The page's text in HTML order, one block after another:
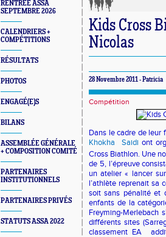
RENTRÉE ASSA
SEPTEMBRE 2026
CALENDRIERS +
COMPÉTITIONS
RÉSULTATS
PHOTOS
ENGAGÉ(E)S
BILANS
ASSEMBLÉE GÉNÉRALE
+ COMPOSITION COMITÉ
PARTENAIRES
INSTITUTIONNELS
PARTENAIRES PRIVÉS
STATUTS ASSA 2022
Kids Cross
Nicolas
28 Novembre 2011 - Patricia
Compétition
Dans le cadre de leur
Khokha
Saidi ont
Cross Biathlon. Une
de 5, l’épreuve
un atelier « lancer
l’athlète reprenait sa
soit sans pénalité et
enfants de la
Freyming-Merlebach
différents sites
classement EA